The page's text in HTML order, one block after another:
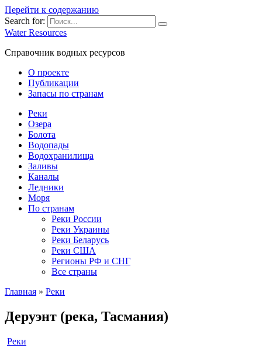
Перейти к содержанию
Search for:
Water Resources
Справочник водных ресурсов
О проекте
Публикации
Запасы по странам
Реки
Озера
Болота
Водопады
Водохранилища
Заливы
Каналы
Ледники
Моря
По странам
Реки России
Реки Украины
Реки Беларусь
Реки США
Регионы РФ и СНГ
Все страны
Главная » Реки
Деруэнт (река, Тасмания)
Реки